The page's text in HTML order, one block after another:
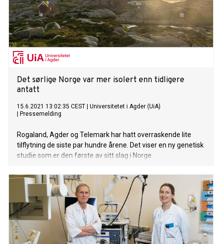
Det sørlige Norge var mer isolert enn tidligere
antatt
15.6.2021 13:02:35 CEST
Universitetet i Agder (UiA)
Pressemelding
Rogaland, Agder og Telemark har hatt overraskende lite
tilflytning de siste par hundre årene. Det viser en ny genetisk
studie som er den første av sitt slag i Norge.